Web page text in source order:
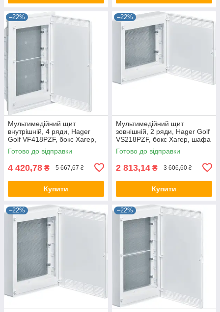
–22%
Мультимедійний щит
внутрішній, 4 ряди, Hager
Golf VF418PZF, бокс Хагер,
шафа розподільна
мультимедія
Готово до відправки
4 420,78 ₴ 5 667,67 ₴
Купити
–22%
Мультимедійний щит
зовнішній, 2 ряди, Hager Golf
VS218PZF, бокс Хагер, шафа
розподільна мультимедія
Готово до відправки
2 813,14 ₴ 3 606,60 ₴
Купити
–22% –22%